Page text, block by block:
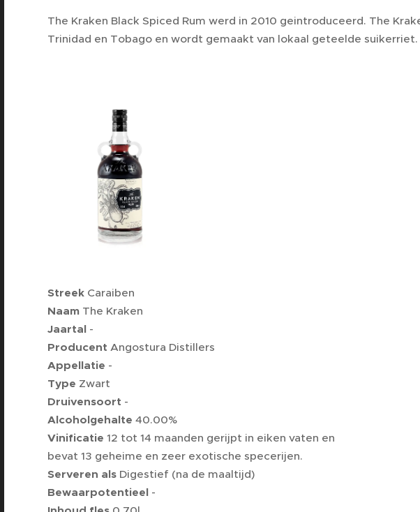
The Kraken Black Spiced Rum werd in 2010 geintroduceerd. The
Trinidad en Tobago en wordt gemaakt van lokaal geteelde suikerriet.
Streek Caraiben
Naam The Kraken
Jaartal -
Producent Angostura Distillers
Appellatie -
Type Zwart
Druivensoort -
Alcoholgehalte 40.00%
Vinificatie 12 tot 14 maanden gerijpt in eiken vaten en
bevat 13 geheime en zeer exotische specerijen.
Serveren als Digestief (na de maaltijd)
Bewaarpotentieel -